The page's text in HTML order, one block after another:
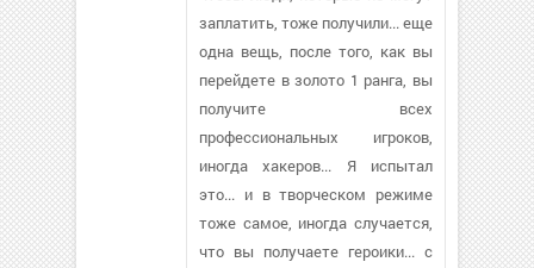
заплатить, тоже получили... еще
одна вещь, после того, как вы
перейдете в золото 1 ранга, вы
получите всех
профессиональных игроков,
иногда хакеров... Я испытал
это... и в творческом режиме
тоже самое, иногда случается,
что вы получаете героики... с